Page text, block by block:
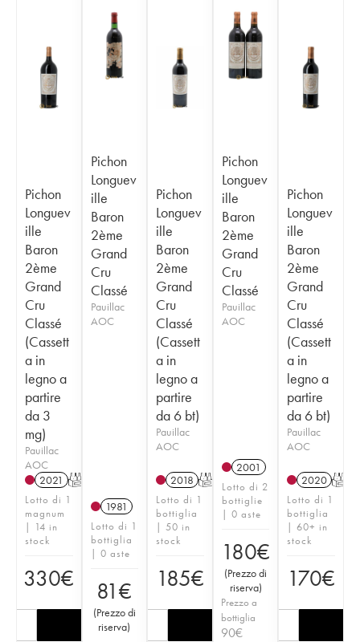
Pichon
Longuev
ille
Baron
2ème
Grand
Cru
Classé
(Cassett
a in
legno a
partire
da 3
mg)
Pauillac
AOC
2021 T
Lotto di 1
magnum
| 14 in
stock
330€
Pichon
Longuev
ille
Baron
2ème
Grand
Cru
Classé
Pauillac
AOC
1981
Lotto di 1
bottiglia
| 0 aste
81€
(Prezzo di
riserva)
Pichon
Longuev
ille
Baron
2ème
Grand
Cru
Classé
(Cassett
a in
legno a
partire
da 6 bt)
Pauillac
AOC
2018 T
Lotto di 1
bottiglia
| 50 in
stock
185€
Pichon
Longuev
ille
Baron
2ème
Grand
Cru
Classé
Pauillac
AOC
2001
Lotto di 2
bottiglie
| 0 aste
180€
(Prezzo di
riserva)
Prezzo a
bottiglia
90€
Pichon
Longuev
ille
Baron
2ème
Grand
Cru
Classé
(Cassett
a in
legno a
partire
da 6 bt)
Pauillac
AOC
2020 T
Lotto di 1
bottiglia
| 60+ in
stock
170€